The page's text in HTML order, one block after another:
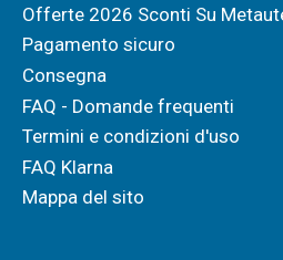
Offerte 2026 Sconti Su
Pagamento sicuro
Consegna
FAQ - Domande frequenti
Termini e condizioni d'uso
FAQ Klarna
Mappa del sito